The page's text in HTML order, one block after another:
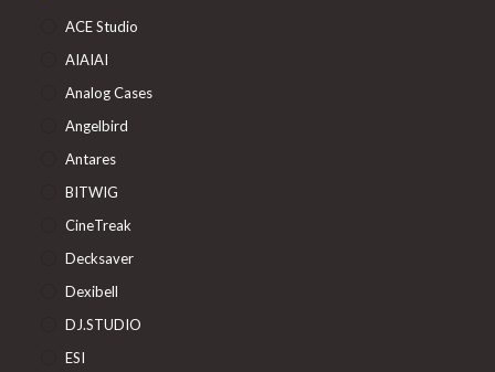
ACE Studio
AIAIAI
Analog Cases
Angelbird
Antares
BITWIG
CineTreak
Decksaver
Dexibell
DJ.STUDIO
ESI